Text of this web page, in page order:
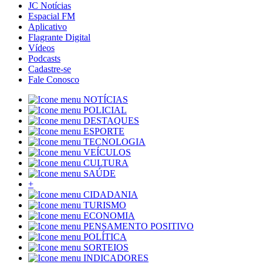
JC Notícias
Espacial FM
Aplicativo
Flagrante Digital
Vídeos
Podcasts
Cadastre-se
Fale Conosco
NOTÍCIAS
POLICIAL
DESTAQUES
ESPORTE
TECNOLOGIA
VEÍCULOS
CULTURA
SAÚDE
+
CIDADANIA
TURISMO
ECONOMIA
PENSAMENTO POSITIVO
POLÍTICA
SORTEIOS
INDICADORES